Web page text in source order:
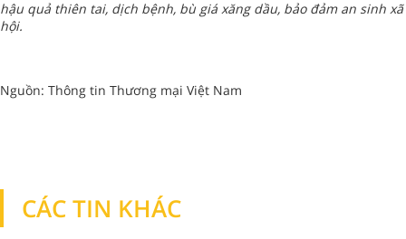
hậu quả thiên tai, dịch bệnh, bù giá xăng dầu, bảo đảm an sinh xã
hội.
Nguồn: Thông tin Thương mại Việt Nam
CÁC TIN KHÁC